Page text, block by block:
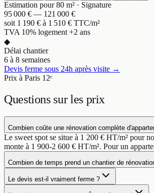
Estimation pour80 m² · Signature
95 000 € — 121 000 €
soit 1 190 € à 1 510 € TTC/m²
TVA 10% logement +2 ans
◆
Délai chantier
6 à 8 semaines
Devis ferme sous 24h après visite →
Prix à Paris 12ᵉ
Questions surles prix
Combien coûte une rénovation complète
Le sweet spot se situe à 1 200 € HT/m² pour
monte à 1 900-2 600 € HT/m². Pour un
Combien de temps prend un chantier de
Le devis est-il vraiment ferme ?